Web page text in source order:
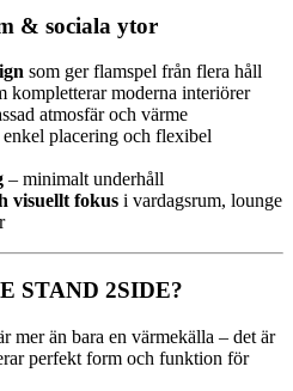
& sociala ytor
som ger flamspel från flera håll
kompletterar moderna interiörer
atmosfär och värme
enkel placering och flexibel
– minimalt underhåll
visuellt fokus i vardagsrum, lounge
STAND 2SIDE?
än bara en värmekälla – det är
perfekt form och funktion för